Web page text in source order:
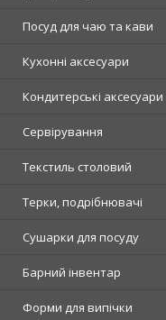
Посуд для чаю та кави
Кухонні аксесуари
Кондитерські аксесуари
Сервірування
Текстиль столовий
Терки, подрібнювачі
Сушарки для посуду
Барний інвентар
Форми для випічки